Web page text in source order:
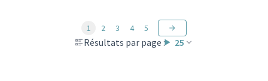
Résultats par page : 25
1 2 3 4 5